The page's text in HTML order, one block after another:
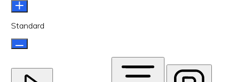
Standard